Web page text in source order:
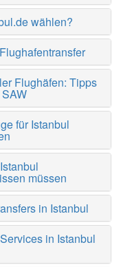
wählen?
Flughäfen: Tipps
für Istanbul
müssen
in Istanbul
in Istanbul